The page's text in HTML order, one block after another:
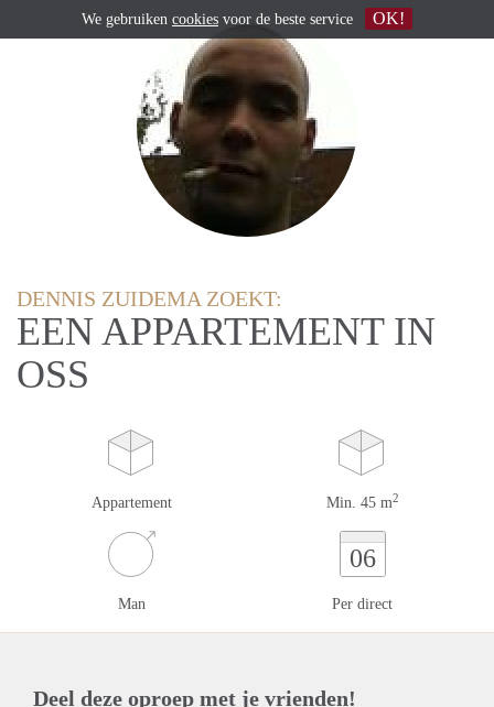
DENNIS ZUIDEMA ZOEKT:
EEN APPARTEMENT IN
OSS
Appartement Min. 45 m2
Man
06
Per direct
Deel deze oproep met je vrienden!
We gebruiken cookies voor de beste service OK!